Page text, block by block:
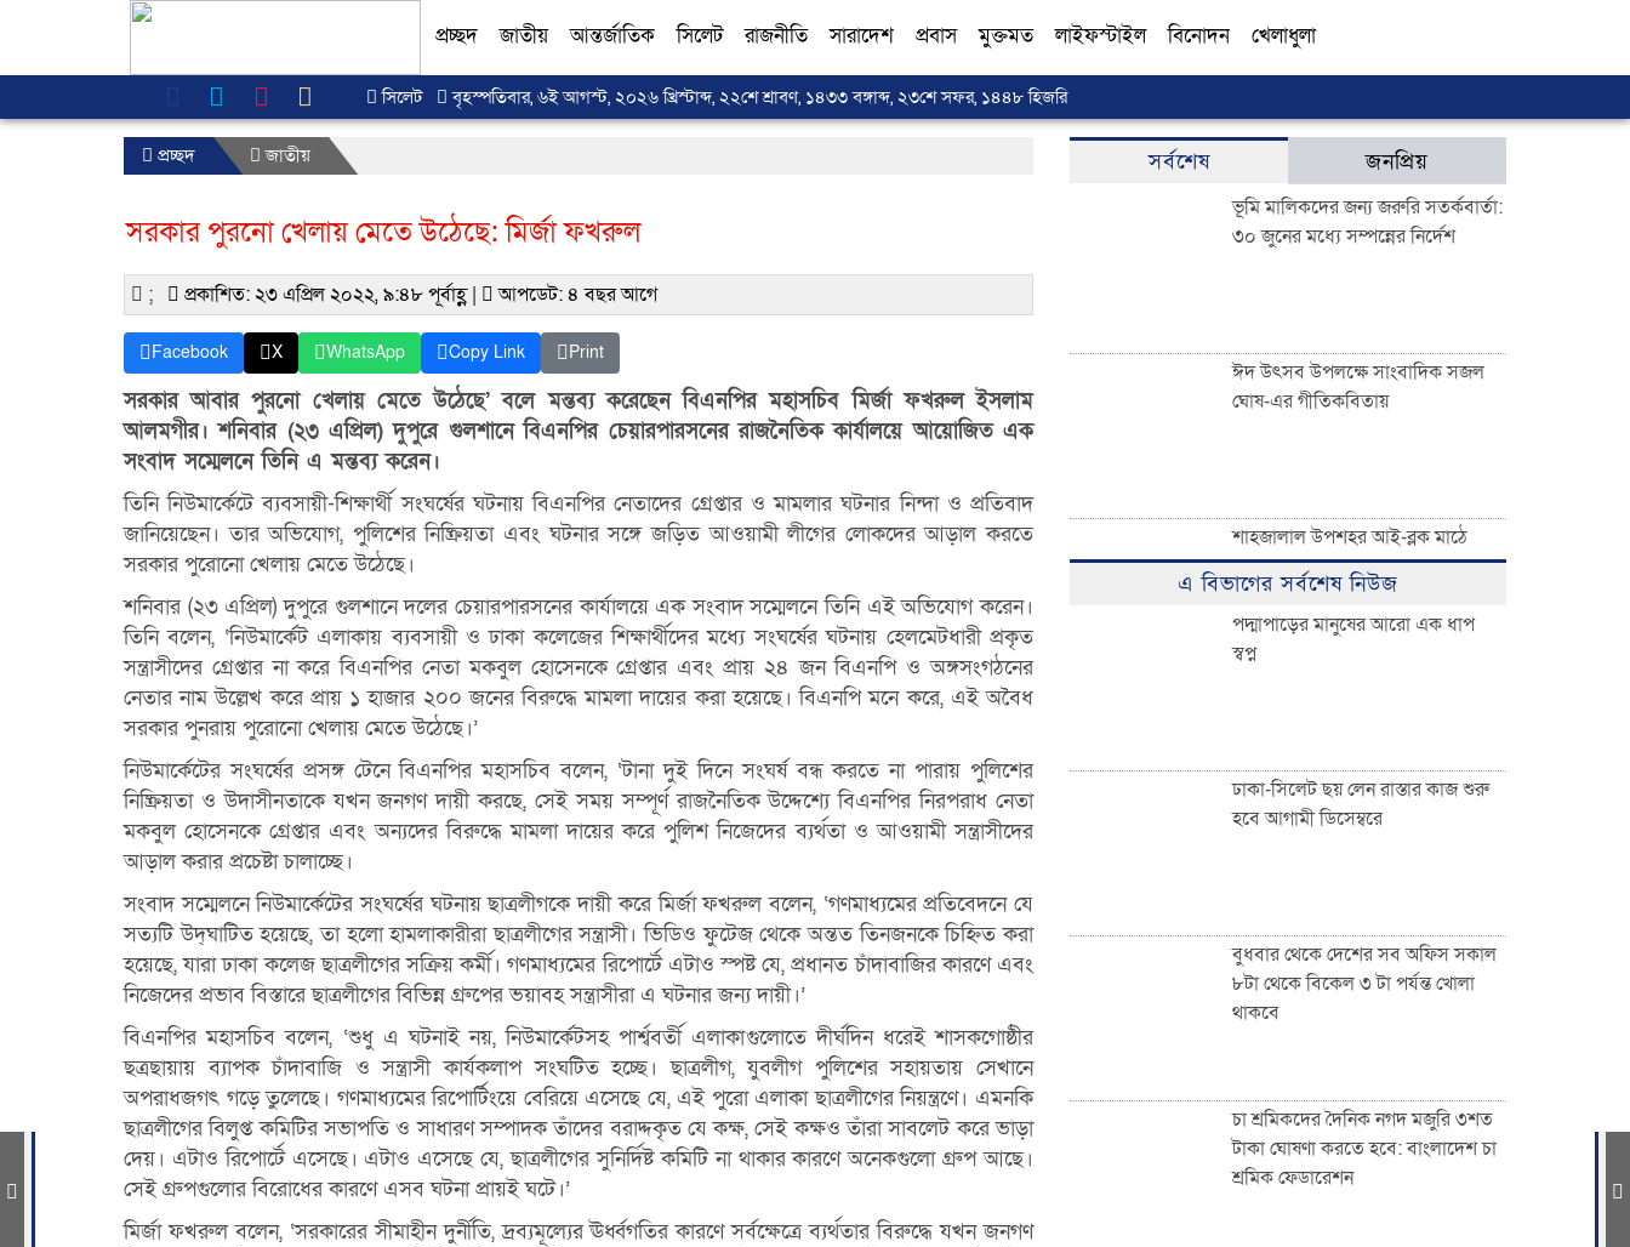
প্রচ্ছদ জাতীয় আন্তর্জাতিক সিলেট রাজনীতি সারাদেশ প্রবাস মুক্তমত লাইফস্টাইল বিনোদন খেলাধুলা
সিলেট বৃহস্পতিবার, ৬ই আগস্ট, ২০২৬ খ্রিস্টাব্দ, ২২শে শ্রাবণ, ১৪৩৩ বঙ্গাব্দ, ২৩শে সফর, ১৪৪৮ হিজরি
প্রচ্ছদ জাতীয়
সরকার পুরনো খেলায় মেতে উঠেছে: মির্জা ফখরুল
; প্রকাশিত: ২৩ এপ্রিল ২০২২, ৯:৪৮ পূর্বাহ্ণ | আপডেট: ৪ বছর আগে
Facebook X WhatsApp Copy Link Print
সরকার আবার পুরনো খেলায় মেতে উঠেছে’ বলে মন্তব্য করেছেন বিএনপির মহাসচিব মির্জা ফখরুল ইসলাম
আলমগীর। শনিবার (২৩ এপ্রিল) দুপুরে গুলশানে বিএনপির চেয়ারপারসনের রাজনৈতিক কার্যালয়ে আয়োজিত এক
সংবাদ সম্মেলনে তিনি এ মন্তব্য করেন।
তিনি নিউমার্কেটে ব্যবসায়ী-শিক্ষার্থী সংঘর্ষের ঘটনায় বিএনপির নেতাদের গ্রেপ্তার ও মামলার ঘটনার নিন্দা ও প্রতিবাদ
জানিয়েছেন। তার অভিযোগ, পুলিশের নিষ্ক্রিয়তা এবং ঘটনার সঙ্গে জড়িত আওয়ামী লীগের লোকদের আড়াল করতে
সরকার পুরোনো খেলায় মেতে উঠেছে।
শনিবার (২৩ এপ্রিল) দুপুরে গুলশানে দলের চেয়ারপারসনের কার্যালয়ে এক সংবাদ সম্মেলনে তিনি এই অভিযোগ করেন।
তিনি বলেন, ‘নিউমার্কেট এলাকায় ব্যবসায়ী ও ঢাকা কলেজের শিক্ষার্থীদের মধ্যে সংঘর্ষের ঘটনায় হেলমেটধারী প্রকৃত
সন্ত্রাসীদের গ্রেপ্তার না করে বিএনপির নেতা মকবুল হোসেনকে গ্রেপ্তার এবং প্রায় ২৪ জন বিএনপি ও অঙ্গসংগঠনের
নেতার নাম উল্লেখ করে প্রায় ১ হাজার ২০০ জনের বিরুদ্ধে মামলা দায়ের করা হয়েছে। বিএনপি মনে করে, এই অবৈধ
সরকার পুনরায় পুরোনো খেলায় মেতে উঠেছে।’
নিউমার্কেটের সংঘর্ষের প্রসঙ্গ টেনে বিএনপির মহাসচিব বলেন, ‘টানা দুই দিনে সংঘর্ষ বন্ধ করতে না পারায় পুলিশের
নিষ্ক্রিয়তা ও উদাসীনতাকে যখন জনগণ দায়ী করছে, সেই সময় সম্পূর্ণ রাজনৈতিক উদ্দেশ্যে বিএনপির নিরপরাধ নেতা
মকবুল হোসেনকে গ্রেপ্তার এবং অন্যদের বিরুদ্ধে মামলা দায়ের করে পুলিশ নিজেদের ব্যর্থতা ও আওয়ামী সন্ত্রাসীদের
আড়াল করার প্রচেষ্টা চালাচ্ছে।
সংবাদ সম্মেলনে নিউমার্কেটের সংঘর্ষের ঘটনায় ছাত্রলীগকে দায়ী করে মির্জা ফখরুল বলেন, ‘গণমাধ্যমের প্রতিবেদনে যে
সত্যটি উদ্‌ঘাটিত হয়েছে, তা হলো হামলাকারীরা ছাত্রলীগের সন্ত্রাসী। ভিডিও ফুটেজ থেকে অন্তত তিনজনকে চিহ্নিত করা
হয়েছে, যারা ঢাকা কলেজ ছাত্রলীগের সক্রিয় কর্মী। গণমাধ্যমের রিপোর্টে এটাও স্পষ্ট যে, প্রধানত চাঁদাবাজির কারণে এবং
নিজেদের প্রভাব বিস্তারে ছাত্রলীগের বিভিন্ন গ্রুপের ভয়াবহ সন্ত্রাসীরা এ ঘটনার জন্য দায়ী।’
বিএনপির মহাসচিব বলেন, ‘শুধু এ ঘটনাই নয়, নিউমার্কেটসহ পার্শ্ববর্তী এলাকাগুলোতে দীর্ঘদিন ধরেই শাসকগোষ্ঠীর
ছত্রছায়ায় ব্যাপক চাঁদাবাজি ও সন্ত্রাসী কার্যকলাপ সংঘটিত হচ্ছে। ছাত্রলীগ, যুবলীগ পুলিশের সহায়তায় সেখানে
অপরাধজগৎ গড়ে তুলেছে। গণমাধ্যমের রিপোর্টিংয়ে বেরিয়ে এসেছে যে, এই পুরো এলাকা ছাত্রলীগের নিয়ন্ত্রণে। এমনকি
ছাত্রলীগের বিলুপ্ত কমিটির সভাপতি ও সাধারণ সম্পাদক তাঁদের বরাদ্দকৃত যে কক্ষ, সেই কক্ষও তাঁরা সাবলেট করে ভাড়া
দেয়। এটাও রিপোর্টে এসেছে। এটাও এসেছে যে, ছাত্রলীগের সুনির্দিষ্ট কমিটি না থাকার কারণে অনেকগুলো গ্রুপ আছে।
সেই গ্রুপগুলোর বিরোধের কারণে এসব ঘটনা প্রায়ই ঘটে।’
মির্জা ফখরুল বলেন, ‘সরকারের সীমাহীন দুর্নীতি, দ্রব্যমূল্যের ঊর্ধ্বগতির কারণে সর্বক্ষেত্রে ব্যর্থতার বিরুদ্ধে যখন জনগণ
সর্বশেষ জনপ্রিয়
ভূমি মালিকদের জন্য জরুরি সতর্কবার্তা:
৩০ জুনের মধ্যে সম্পন্নের নির্দেশ
ঈদ উৎসব উপলক্ষে সাংবাদিক সজল
ঘোষ-এর গীতিকবিতায়
শাহজালাল উপশহর আই-ব্লক মাঠে
ঈদুল ফিতরের বিশাল জামাত অনুষ্ঠিত:
হাজারো মুসল্লির ঢল
খন্দকার আব্দুর রকিব
এ বিভাগের সর্বশেষ নিউজ
পদ্মাপাড়ের মানুষের আরো এক ধাপ
স্বপ্ন
ঢাকা-সিলেট ছয় লেন রাস্তার কাজ শুরু
হবে আগামী ডিসেম্বরে
বুধবার থেকে দেশের সব অফিস সকাল
৮টা থেকে বিকেল ৩ টা পর্যন্ত খোলা
থাকবে
চা শ্রমিকদের দৈনিক নগদ মজুরি ৩শত
টাকা ঘোষণা করতে হবে: বাংলাদেশ চা
শ্রমিক ফেডারেশন